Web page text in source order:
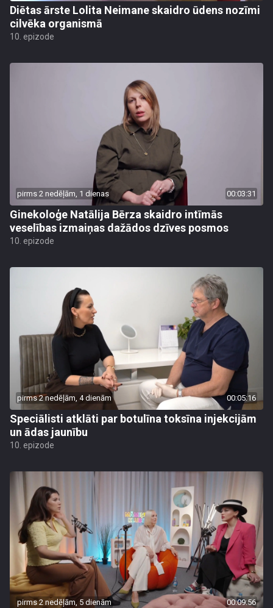
Diētas ārste Lolita Neimane skaidro ūdens nozīmi
cilvēka organismā
10. epizode
pirms 2 nedēļām, 1 dienas 00:03:31
Ginekoloģe Natālija Bērza skaidro intīmās
veselības izmaiņas dažādos dzīves posmos
10. epizode
pirms 2 nedēļām, 4 dienām 00:05:16
Speciālisti atklāti par botulīna toksīna injekcijām
un ādas jaunību
10. epizode
pirms 2 nedēļām, 5 dienām 00:09:56